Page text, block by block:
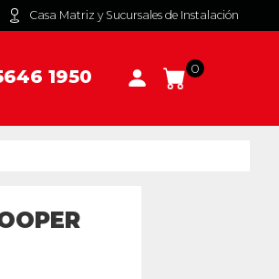
Casa Matriz y Sucursales de Instalación
1950 0